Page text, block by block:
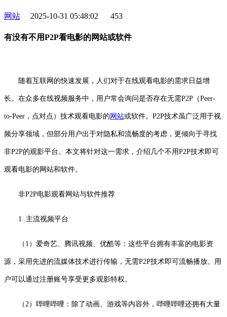
网站 2025-10-31 05:48:02 453
有没有不用P2P看电影的网站或软件
随着互联网的快速发展，人们对于在线观看电影的需求日益增
长。在众多在线视频服务中，用户常会询问是否存在无需P2P（Peer-
to-Peer，点对点）技术观看电影的 网站或软件。P2P技术虽广泛用于视
频分享领域，但部分用户出于对隐私和流畅度的考虑，更倾向于寻找
非P2P的观影平台。本文将针对这一需求，介绍几个不用P2P技术即可
观看电影的网站和软件。
非P2P电影观看网站与软件推荐
1. 主流视频平台
（1）爱奇艺、腾讯视频、优酷等：这些平台拥有丰富的电影资
源，采用先进的流媒体技术进行传输，无需P2P技术即可流畅播放。用
户可以通过注册账号享受更多观影特权。
（2）哔哩哔哩：除了动画、游戏等内容外，哔哩哔哩还拥有大量